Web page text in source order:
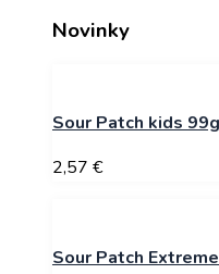
Novinky
Sour Patch kids 99g
2,57 €
Sour Patch